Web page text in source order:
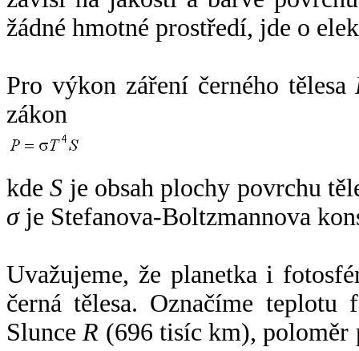
žádné hmotné prostředí, jde o
Pro výkon záření černého tělesa
zákon
kdeS je obsah plochy povrchu
σje Stefanova-Boltzmannova
Uvažujeme, že planetka i
černá tělesa. Označíme
SlunceR (696 tisíc km),